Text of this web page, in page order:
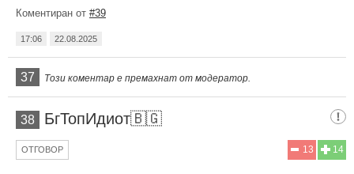
Коментиран от #39
17:06 22.08.2025
37 Този коментар е премахнат от модератор.
38 БгТопИдиот🇧🇬
14
13
ОТГОВОР